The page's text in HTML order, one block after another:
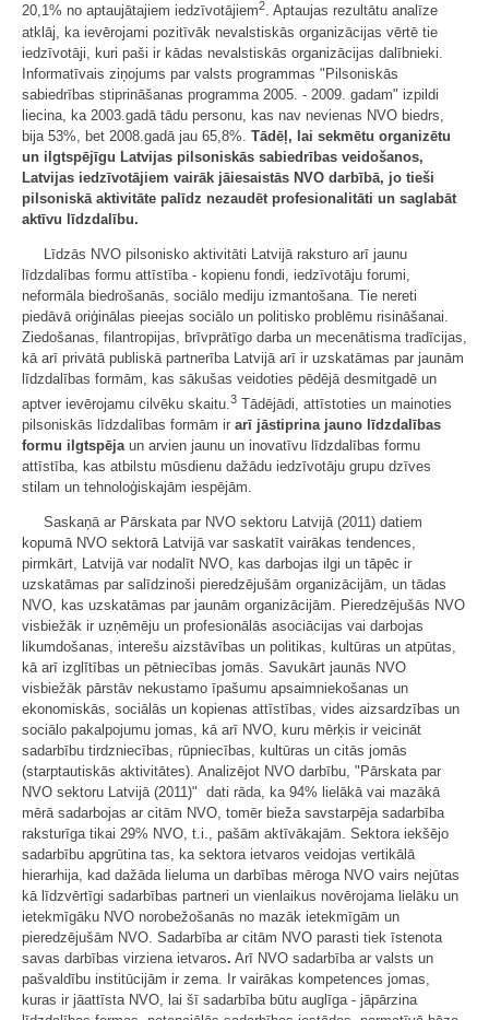
20,1% no aptaujātajiem iedzīvotājiem2. Aptaujas rezultātu analīze
atklāj, ka ievērojami pozitīvāk nevalstiskās organizācijas vērtē tie
iedzīvotāji, kuri paši ir kādas nevalstiskās organizācijas dalībnieki.
Informatīvais ziņojums par valsts programmas "Pilsoniskās
sabiedrības stiprināšanas programma 2005. - 2009. gadam" izpildi
liecina, ka 2003.gadā tādu personu, kas nav nevienas NVO biedrs,
bija 53%, bet 2008.gadā jau 65,8%. Tādēļ, lai sekmētu organizētu
un ilgtspējīgu Latvijas pilsoniskās sabiedrības veidošanos,
Latvijas iedzīvotājiem vairāk jāiesaistās NVO darbībā, jo tieši
pilsoniskā aktivitāte palīdz nezaudēt profesionalitāti un saglabāt
aktīvu līdzdalību.
Līdzās NVO pilsonisko aktivitāti Latvijā raksturo arī jaunu
līdzdalības formu attīstība - kopienu fondi, iedzīvotāju forumi,
neformāla biedrošanās, sociālo mediju izmantošana. Tie nereti
piedāvā oriģinālas pieejas sociālo un politisko problēmu risināšanai.
Ziedošanas, filantropijas, brīvprātīgo darba un mecenātisma tradīcijas,
kā arī privātā publiskā partnerība Latvijā arī ir uzskatāmas par jaunām
līdzdalības formām, kas sākušas veidoties pēdējā desmitgadē un
aptver ievērojamu cilvēku skaitu. 3 Tādējādi, attīstoties un mainoties
pilsoniskās līdzdalības formām ir arī jāstiprina jauno līdzdalības
formu ilgtspēja un arvien jaunu un inovatīvu līdzdalības formu
attīstība, kas atbilstu mūsdienu dažādu iedzīvotāju grupu dzīves
stilam un tehnoloģiskajām iespējām.
Saskaņā ar Pārskata par NVO sektoru Latvijā (2011) datiem
kopumā NVO sektorā Latvijā var saskatīt vairākas tendences,
pirmkārt, Latvijā var nodalīt NVO, kas darbojas ilgi un tāpēc ir
uzskatāmas par salīdzinoši pieredzējušām organizācijām, un tādas
NVO, kas uzskatāmas par jaunām organizācijām. Pieredzējušās NVO
visbiežāk ir uzņēmēju un profesionālās asociācijas vai darbojas
likumdošanas, interešu aizstāvības un politikas, kultūras un atpūtas,
kā arī izglītības un pētniecības jomās. Savukārt jaunās NVO
visbiežāk pārstāv nekustamo īpašumu apsaimniekošanas un
ekonomiskās, sociālās un kopienas attīstības, vides aizsardzības un
sociālo pakalpojumu jomas, kā arī NVO, kuru mērķis ir veicināt
sadarbību tirdzniecības, rūpniecības, kultūras un citās jomās
(starptautiskās aktivitātes). Analizējot NVO darbību, "Pārskata par
NVO sektoru Latvijā (2011)" dati rāda, ka 94% lielākā vai mazākā
mērā sadarbojas ar citām NVO, tomēr bieža savstarpēja sadarbība
raksturīga tikai 29% NVO, t.i., pašām aktīvākajām. Sektora iekšējo
sadarbību apgrūtina tas, ka sektora ietvaros veidojas vertikālā
hierarhija, kad dažāda lieluma un darbības mēroga NVO vairs nejūtas
kā līdzvērtīgi sadarbības partneri un vienlaikus novērojama lielāku un
ietekmīgāku NVO norobežošanās no mazāk ietekmīgām un
pieredzējušām NVO. Sadarbība ar citām NVO parasti tiek īstenota
savas darbības virziena ietvaros. Arī NVO sadarbība ar valsts un
pašvaldību institūcijām ir zema. Ir vairākas kompetences jomas,
kuras ir jāattīsta NVO, lai šī sadarbība būtu auglīga - jāpārzina